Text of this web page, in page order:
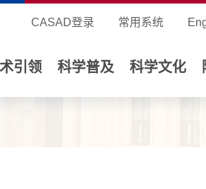
CASAD登录 常用系统
引领 科学普及 科学文化